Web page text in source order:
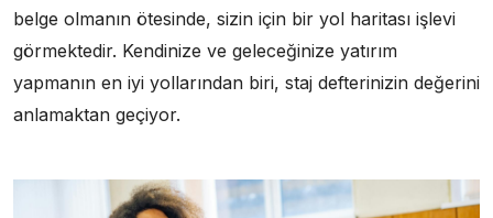
belge olmanın ötesinde, sizin için bir yol haritası işlevi
görmektedir. Kendinize ve geleceğinize yatırım
yapmanın en iyi yollarından biri, staj defterinizin değerini
anlamaktan geçiyor.